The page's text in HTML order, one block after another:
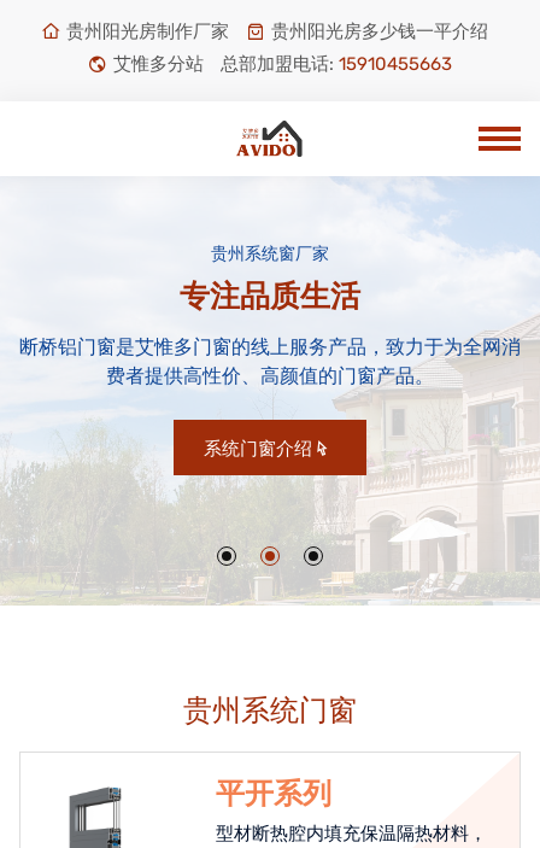
贵州阳光房制作厂家
贵州阳光房多少钱一平介绍
艾惟多分站
总部加盟电话: 15910455663
贵州系统窗厂家
专注品质生活
断桥铝门窗是艾惟多门窗的线上服务产品，致力于为全网消
费者提供高性价、高颜值的门窗产品。
系统门窗介绍
贵州系统门窗
平开系列
型材断热腔内填充保温隔热材料，